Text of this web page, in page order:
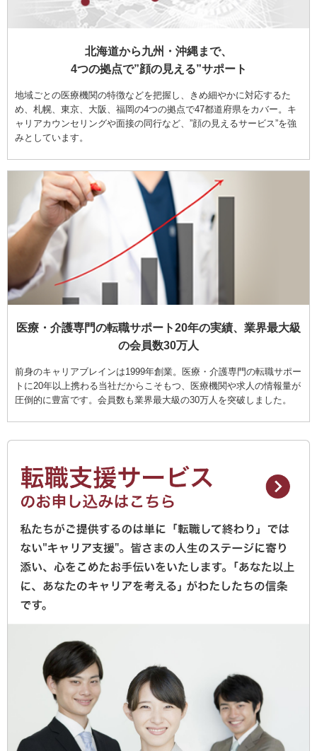
北海道から九州・沖縄まで、
4つの拠点で”顔の見える”サポート
地域ごとの医療機関の特徴などを把握し、きめ細やかに対応するた
め、札幌、東京、大阪、福岡の4つの拠点で47都道府県をカバー。キ
ャリアカウンセリングや面接の同行など、”顔の見えるサービス”を強
みとしています。
医療・介護専門の転職サポート20年の実績、業界最大級
の会員数30万人
前身のキャリアブレインは1999年創業。医療・介護専門の転職サポー
トに20年以上携わる当社だからこそもつ、医療機関や求人の情報量が
圧倒的に豊富です。会員数も業界最大級の30万人を突破しました。